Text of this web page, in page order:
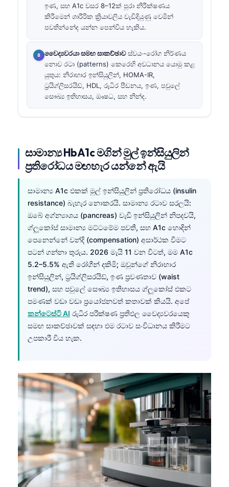
ඉණ, සහ A1c වසර 8–12ක් පුරා නිරීක්ෂණය
කිරීමෙන් ශාරීරික ක්‍රියාවලිය වැඩිදියුණු වෙමින්
පවතින්නේද යන්න පෙන්විය හැකිය.
වෛද්‍යවරයා සමඟ සාකච්ඡාවස්වයං-රෝග නිර්ණය
නොව රටා (patterns) කෙරෙහි අවධානය යොමු කළ
යුතුය: නිරාහාර ඉන්සියුලින්, HOMA-IR,
ට්‍රයිග්ලිසරයිඩ්, HDL, රුධිර පීඩනය, ඉණ, පවුලේ
සෞඛ්‍ය ඉතිහාසය, ඖෂධ, සහ නින්ද.
සාමාන්‍ය HbA1c මගින් මුල් ඉන්සියුලින්
ප්‍රතිරෝධය මඟහැර යන්නේ ඇයි
සාමාන්‍ය A1c එකක් මුල් ඉන්සියුලින් ප්‍රතිරෝධය (insulin
resistance) බැහැර නොකරයි. සාමාන්‍ය රටාව සරලයි:
ඔබේ අග්න්‍යාශය (pancreas) වැඩි ඉන්සියුලින් නිපදවයි,
ග්ලූකෝස් සාමාන්‍ය මට්ටමේම පවතී, සහ A1c හොඳින්
පෙනෙන්නේ වන්දි (compensation) අසාර්ථක වීමට
පටන් ගන්නා තුරුය. 2026 මැයි 11 වන විටත්, මම A1c
5.2–5.5% ඇති රෝගීන් දකිමි; ඔවුන්ගේ නිරාහාර
ඉන්සියුලින්, ට්‍රයිග්ලිසරයිඩ්, ඉණ ප්‍රවණතාව (waist
trend), සහ පවුලේ සෞඛ්‍ය ඉතිහාසය ග්ලූකෝස් එකට
පමණක් වඩා වඩා ප්‍රයෝජනවත් කතාවක් කියයි. අපේ
කන්ටෙස්ටි AI රුධිර පරීක්ෂණ ප්‍රතිඵල වෛද්‍යවරයෙකු
සමඟ සාකච්ඡාවක් සඳහා එම රටාව සංවිධානය කිරීමට
උපකාරී විය හැක.